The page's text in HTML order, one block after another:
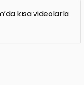
kısa videolarla